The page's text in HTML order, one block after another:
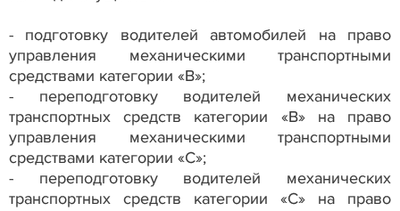
- подготовку водителей автомобилей на право
управления механическими транспортными
средствами категории «В»;
- переподготовку водителей механических
транспортных средств категории «В» на право
управления механическими транспортными
средствами категории «С»;
- переподготовку водителей механических
транспортных средств категории «С» на право